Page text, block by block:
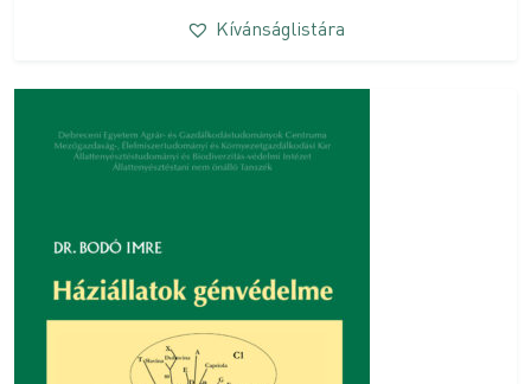
Kívánságlistára